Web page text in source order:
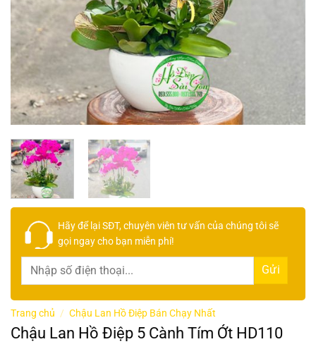
Hãy để lạiSĐT, chuyên viên tư vấn của chúng tôi sẽ
gọi ngay cho bạn miễn phí!
Trang chủ / Chậu Lan Hồ Điệp Bán Chạy Nhất
Chậu Lan Hồ Điệp 5 Cành Tím Ớt HD110